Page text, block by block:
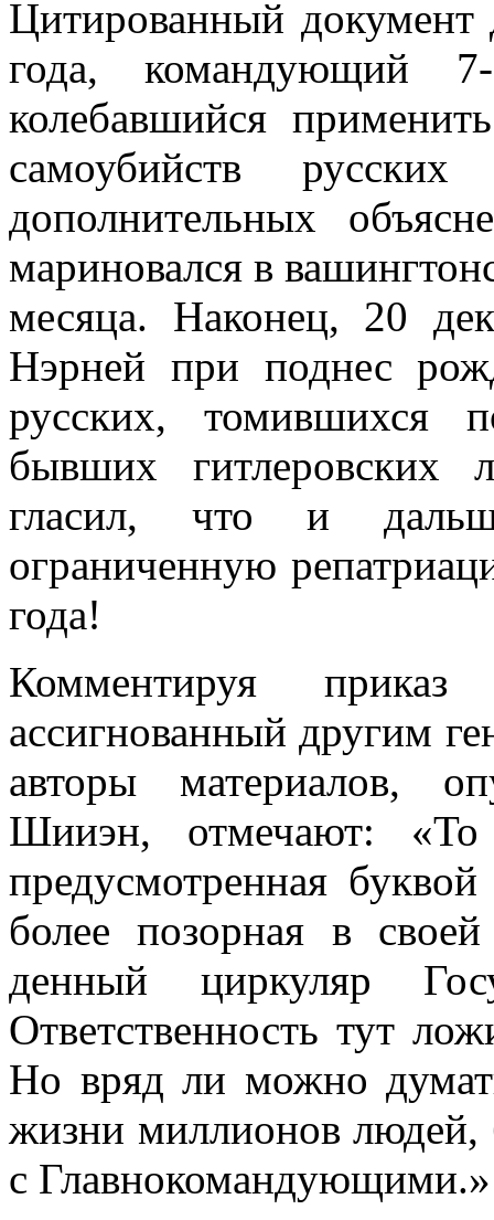
Цитированный документ
года, командующий
колебавшийся
самоубийств русских
дополнительных
мариновался в
месяца. Наконец, 20
Нэрней при поднес
русских, томившихся
бывших гитлеровских
гласил, что и
ограниченную
года!
Комментируя
ассигнованный другим
авторы материалов,
Шииэн, отмечают:
предусмотренная
более позорная в
денный циркуляр
Ответственность тут
Но вряд ли можно
жизни миллионов людей,
с Главнокомандующими.»